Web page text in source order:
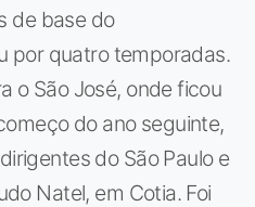
de base do
por quatro temporadas.
o São José, onde ficou
do ano seguinte,
do São Paulo e
Natel, em Cotia. Foi